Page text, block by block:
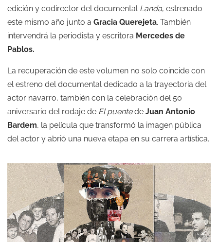
edición y codirector del documental Landa, estrenado
este mismo año junto a Gracia Querejeta. También
intervendrá la periodista y escritora Mercedes de
Pablos.
La recuperación de este volumen no solo coincide con
el estreno del documental dedicado a la trayectoria del
actor navarro, también con la celebración del 50
aniversario del rodaje de El puentede Juan Antonio
Bardem, la película que transformó la imagen pública
del actor y abrió una nueva etapa en su carrera artística.